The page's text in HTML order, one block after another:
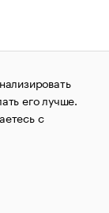
прав
Сообщения
в сфере
ИА
Отдельные
его лучше.
с